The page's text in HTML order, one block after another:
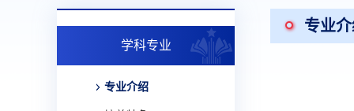
学科专业
专业介绍
专业